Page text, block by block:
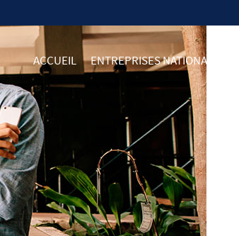
ACCUEIL ENTREPRISES NATIONALES